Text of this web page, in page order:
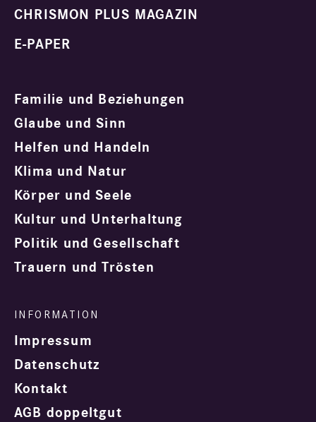
CHRISMON PLUS MAGAZIN
E-PAPER
Familie und Beziehungen
Glaube und Sinn
Helfen und Handeln
Klima und Natur
Körper und Seele
Kultur und Unterhaltung
Politik und Gesellschaft
Trauern und Trösten
Impressum
Datenschutz
Kontakt
AGB doppeltgut